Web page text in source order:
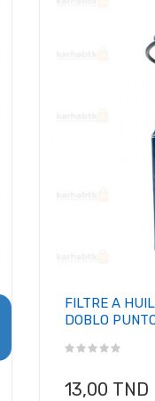
FILTRE A
DOBLO
13,00 TND